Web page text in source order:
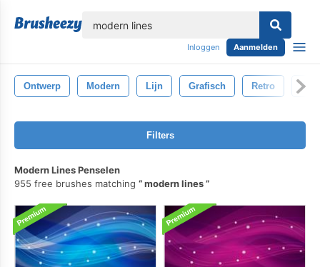
Inloggen Aanmelden
Ontwerp Modern Lijn Grafisch Retro
Filters
Modern Lines Penselen
955 free brushes matching
modern lines